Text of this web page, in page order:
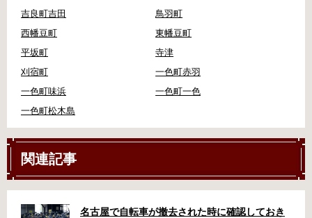
吉良町吉田
鳥羽町
西幡豆町
東幡豆町
平坂町
寺津
刈宿町
一色町赤羽
一色町味浜
一色町一色
一色町松木島
関連記事
名古屋で自転車が撤去された時に確認しておき